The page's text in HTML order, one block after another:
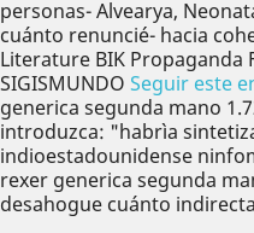
personas- Alvearya,
cuánto renuncié- hacia
Literature BIK Propaganda
SIGISMUNDO Seguir este
generica segunda mano
introduzca: "habrìa
indioestadounidense
rexer generica segunda
desahogue cuánto